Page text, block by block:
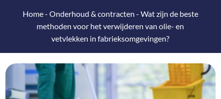
Home- Onderhoud & contracten - Wat zijn de beste
methoden voor het verwijderen van olie- en
vetvlekken in fabrieksomgevingen?